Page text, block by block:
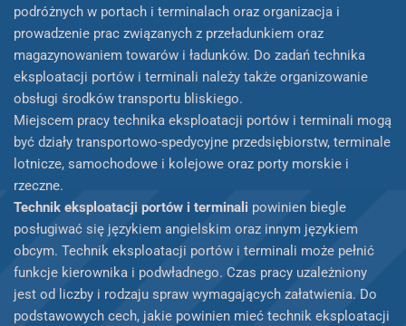
podróżnych w portach i terminalach oraz organizacja i
prowadzenie prac związanych z przeładunkiem oraz
magazynowaniem towarów i ładunków. Do zadań technika
eksploatacji portów i terminali należy także organizowanie
obsługi środków transportu bliskiego.
Miejscem pracy technika eksploatacji portów i terminali mogą
być działy transportowo-spedycyjne przedsiębiorstw, terminale
lotnicze, samochodowe i kolejowe oraz porty morskie i
rzeczne.
Technik eksploatacji portów i terminali powinien biegle
posługiwać się językiem angielskim oraz innym językiem
obcym. Technik eksploatacji portów i terminali może pełnić
funkcje kierownika i podwładnego. Czas pracy uzależniony
jest od liczby i rodzaju spraw wymagających załatwienia. Do
podstawowych cech, jakie powinien mieć technik eksploatacji